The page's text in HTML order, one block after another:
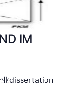
IM
业dissertation